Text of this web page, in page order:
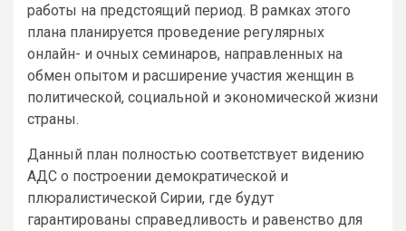
работы на предстоящий период. В рамках этого
плана планируется проведение регулярных
онлайн- и очных семинаров, направленных на
обмен опытом и расширение участия женщин в
политической, социальной и экономической жизни
страны.
Данный план полностью соответствует видению
АДС о построении демократической и
плюралистической Сирии, где будут
гарантированы справедливость и равенство для